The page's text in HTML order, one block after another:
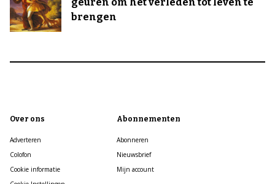
brengen
Over ons
Adverteren
Colofon
Cookie informatie
Abonnementen
Abonneren
Nieuwsbrief
Mijn account